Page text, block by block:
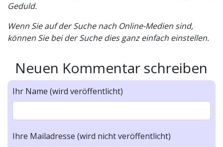
Geduld.
Wenn Sie auf der Suche nach Online-Medien sind,
können Sie bei der Suche dies ganz einfach einstellen.
Neuen Kommentar schreiben
Ihr Name (wird veröffentlicht)
Ihre Mailadresse (wird nicht veröffentlicht)